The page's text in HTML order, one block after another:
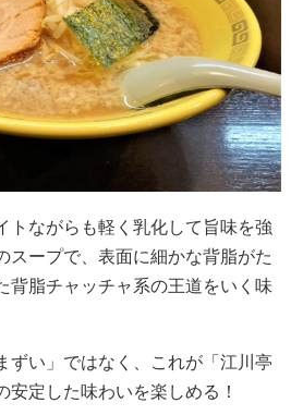
ながらも軽く乳化して旨味を強
スープで、表面に細かな背脂がた
背脂チャッチャ系の王道をいく味
い」ではなく、これが「江川亭
安定した味わいを楽しめる！